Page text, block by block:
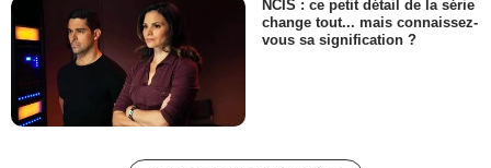
NCIS : ce petit détail de la série
change tout... mais connaissez-
vous sa signification ?